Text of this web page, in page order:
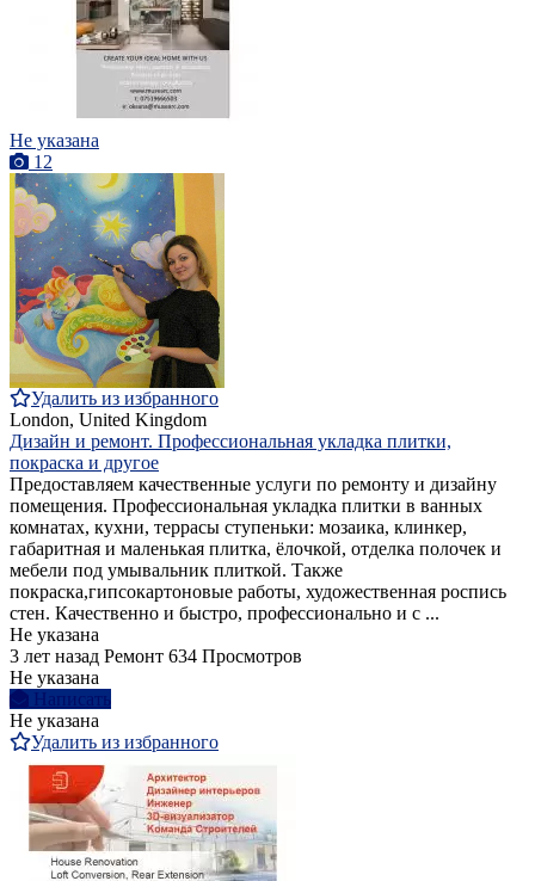
Не указана
12
Удалить из избранного
London, United Kingdom
Дизайн и ремонт. Профессиональная укладка плитки,
покраска и другое
Предоставляем качественные услуги по ремонту и дизайну
помещения. Профессиональная укладка плитки в ванных
комнатах, кухни, террасы ступеньки: мозаика, клинкер,
габаритная и маленькая плитка, ёлочкой, отделка полочек и
мебели под умывальник плиткой. Также
покраска,гипсокартоновые работы, художественная роспись
стен. Качественно и быстро, профессионально и с ...
Не указана
3 лет назад Ремонт 634 Просмотров
Не указана
Написать
Не указана
Удалить из избранного